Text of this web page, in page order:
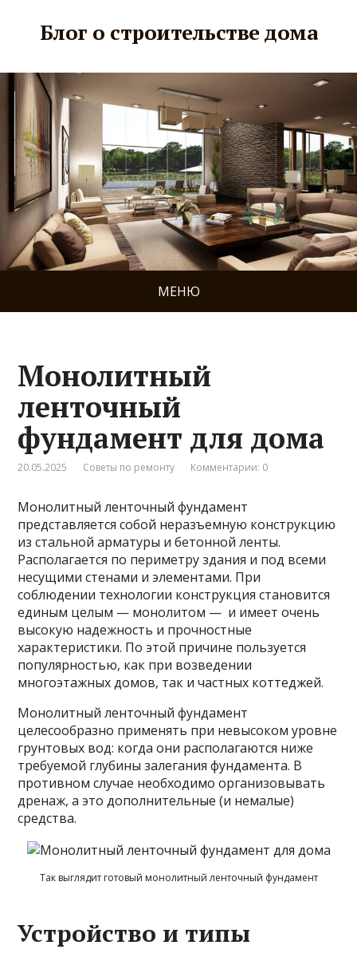
Блог о строительстве дома
МЕНЮ
Монолитный
ленточный
фундамент для дома
20.05.2025 Советы по ремонту Комментарии: 0
Монолитный ленточный фундамент
представляется собой неразъемную конструкцию
из стальной арматуры и бетонной ленты.
Располагается по периметру здания и под всеми
несущими стенами и элементами. При
соблюдении технологии конструкция становится
единым целым — монолитом — и имеет очень
высокую надежность и прочностные
характеристики. По этой причине пользуется
популярностью, как при возведении
многоэтажных домов, так и частных коттеджей.
Монолитный ленточный фундамент
целесообразно применять при невысоком уровне
грунтовых вод: когда они располагаются ниже
требуемой глубины залегания фундамента. В
противном случае необходимо организовывать
дренаж, а это дополнительные (и немалые)
средства.
Так выглядит готовый монолитный ленточный фундамент
Устройство и типы